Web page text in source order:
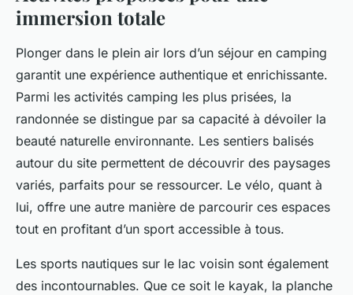
immersion totale
Plonger dans le plein air lors d’un séjour en camping
garantit une expérience authentique et enrichissante.
Parmi les activités camping les plus prisées, la
randonnée se distingue par sa capacité à dévoiler la
beauté naturelle environnante. Les sentiers balisés
autour du site permettent de découvrir des paysages
variés, parfaits pour se ressourcer. Le vélo, quant à
lui, offre une autre manière de parcourir ces espaces
tout en profitant d’un sport accessible à tous.
Les sports nautiques sur le lac voisin sont également
des incontournables. Que ce soit le kayak, la planche